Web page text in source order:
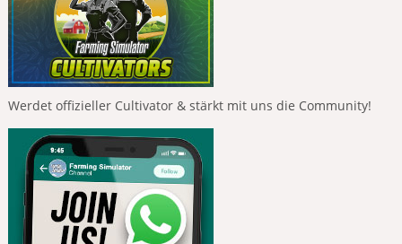
Werdet offizieller Cultivator & stärkt mit uns die Community!